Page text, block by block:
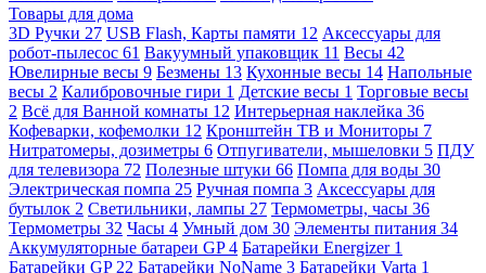
Товары для дома
3D Ручки 27 USB Flash, Карты памяти 12 Аксессуары для
робот-пылесос 61 Вакуумный упаковщик 11 Весы 42
Ювелирные весы 9 Безмены 13 Кухонные весы 14 Напольные
весы 2 Калибровочные гири 1 Детские весы 1 Торговые весы
2 Всё для Ванной комнаты 12 Интерьерная наклейка 36
Кофеварки, кофемолки 12 Кронштейн ТВ и Мониторы 7
Нитратомеры, дозиметры 6 Отпугиватели, мышеловки 5 ПДУ
для телевизора 72 Полезные штуки 66 Помпа для воды 30
Электрическая помпа 25 Ручная помпа 3 Аксессуары для
бутылок 2 Светильники, лампы 27 Термометры, часы 36
Термометры 32 Часы 4 Умный дом 30 Элементы питания 34
Аккумуляторные батареи GP4 Батарейки Energizer 1
Батарейки GP 22 Батарейки NoName 3 Батарейки Varta 1